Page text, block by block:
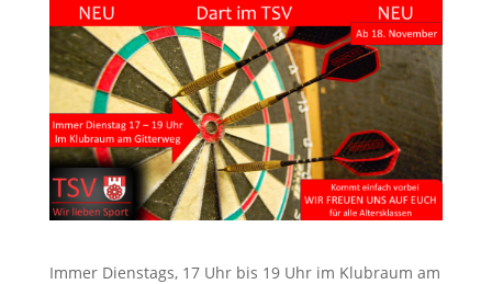
Immer Dienstags, 17 Uhr bis 19 Uhr im Klubraum am